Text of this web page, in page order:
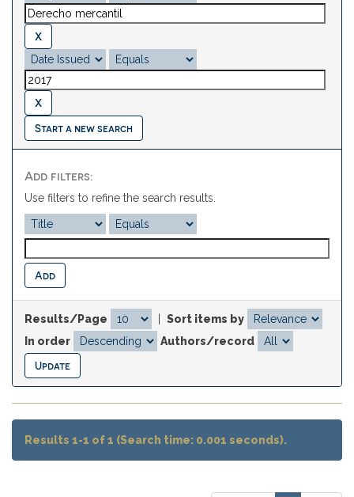
Start a new search
Add filters:
Use filters to refine the search results.
Results/Page
Sort items by
In order
Authors/record
Results 1-1 of 1 (Search time: 0.001 seconds).